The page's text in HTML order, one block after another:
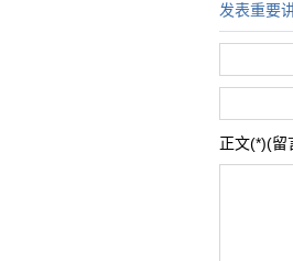
发表重要
正文(*)(留